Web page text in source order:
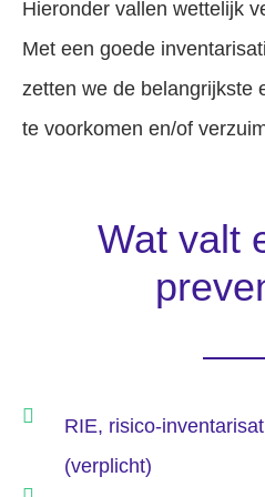
Hieronder vallen wettelijk
Met een goede
zetten we de belangrijkste
te voorkomen en/of
Wat valt
RIE, risico-
(verplicht)